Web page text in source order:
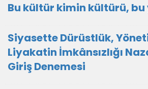
Bu kültür kimin kültürü,
Siyasette Dürüstlük,
Liyakatin İmkânsızlığı
Giriş Denemesi